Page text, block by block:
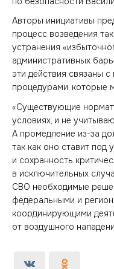
Авторы инициативы
процесс возведения
устранения
административных
эти действия связаны
процедурами, которые
«Существующие
условиях, и не
А промедление из-за
так как оно ставит под
и сохранность
в исключительных
СВО необходимые
федеральными и
координирующими
от воздушного